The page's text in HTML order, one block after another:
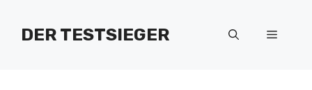
Inhalt
springenDER TESTSIEGER Menü